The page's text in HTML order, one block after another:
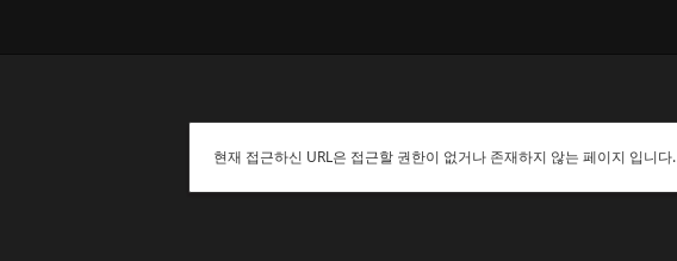
현재 접근하신 URL은 접근할 권한이 없거나 존재하지 않는 페이지 입니다.